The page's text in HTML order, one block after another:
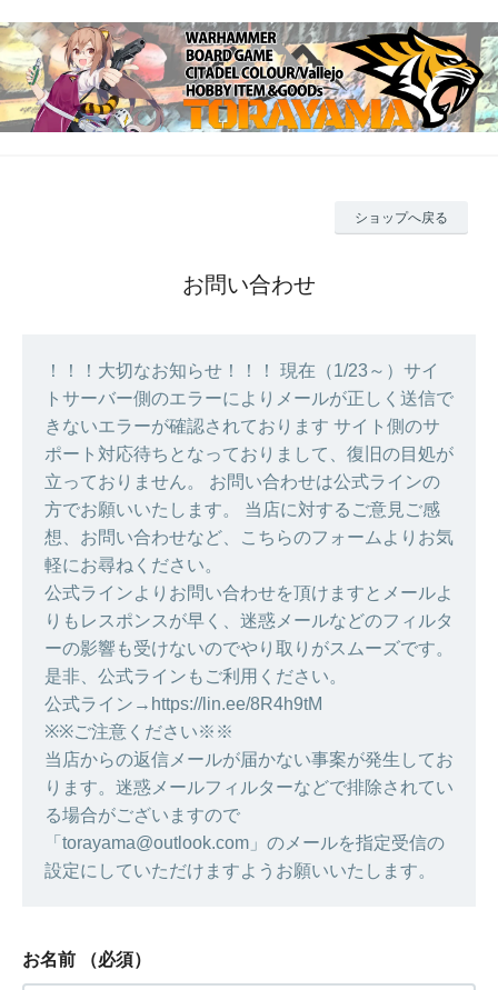
ショップへ戻る
お問い合わせ
！！！大切なお知らせ！！！ 現在（1/23～）サイ
トサーバー側のエラーによりメールが正しく送信で
きないエラーが確認されております サイト側のサ
ポート対応待ちとなっておりまして、復旧の目処が
立っておりません。 お問い合わせは公式ラインの
方でお願いいたします。 当店に対するご意見ご感
想、お問い合わせなど、こちらのフォームよりお気
軽にお尋ねください。
公式ラインよりお問い合わせを頂けますとメールよ
りもレスポンスが早く、迷惑メールなどのフィルタ
ーの影響も受けないのでやり取りがスムーズです。
是非、公式ラインもご利用ください。
公式ライン→https://lin.ee/8R4h9tM
※※ご注意ください※※
当店からの返信メールが届かない事案が発生してお
ります。迷惑メールフィルターなどで排除されてい
る場合がございますので
「torayama@outlook.com」のメールを指定受信の
設定にしていただけますようお願いいたします。
お名前 （必須）